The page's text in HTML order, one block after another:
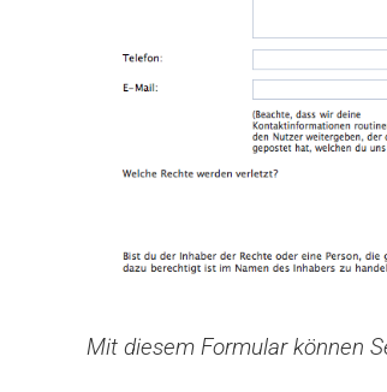
Mit diesem Formular können